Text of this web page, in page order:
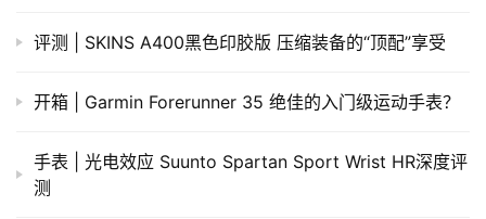
评测 | SKINS A400黑色印胶版 压缩装备的“顶配”享受
开箱 | Garmin Forerunner 35 绝佳的入门级运动手表？
手表 | 光电效应 Suunto Spartan Sport Wrist HR深度评
测